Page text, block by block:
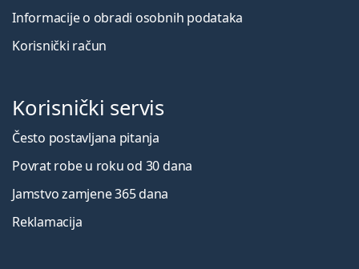
Informacije o obradi osobnih podataka
Korisnički račun
Korisnički servis
Često postavljana pitanja
Povrat robe u roku od 30 dana
Jamstvo zamjene 365 dana
Reklamacija